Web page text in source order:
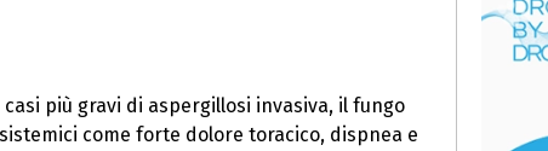
più gravi di aspergillosi invasiva, il fungo
come forte dolore toracico, dispnea e